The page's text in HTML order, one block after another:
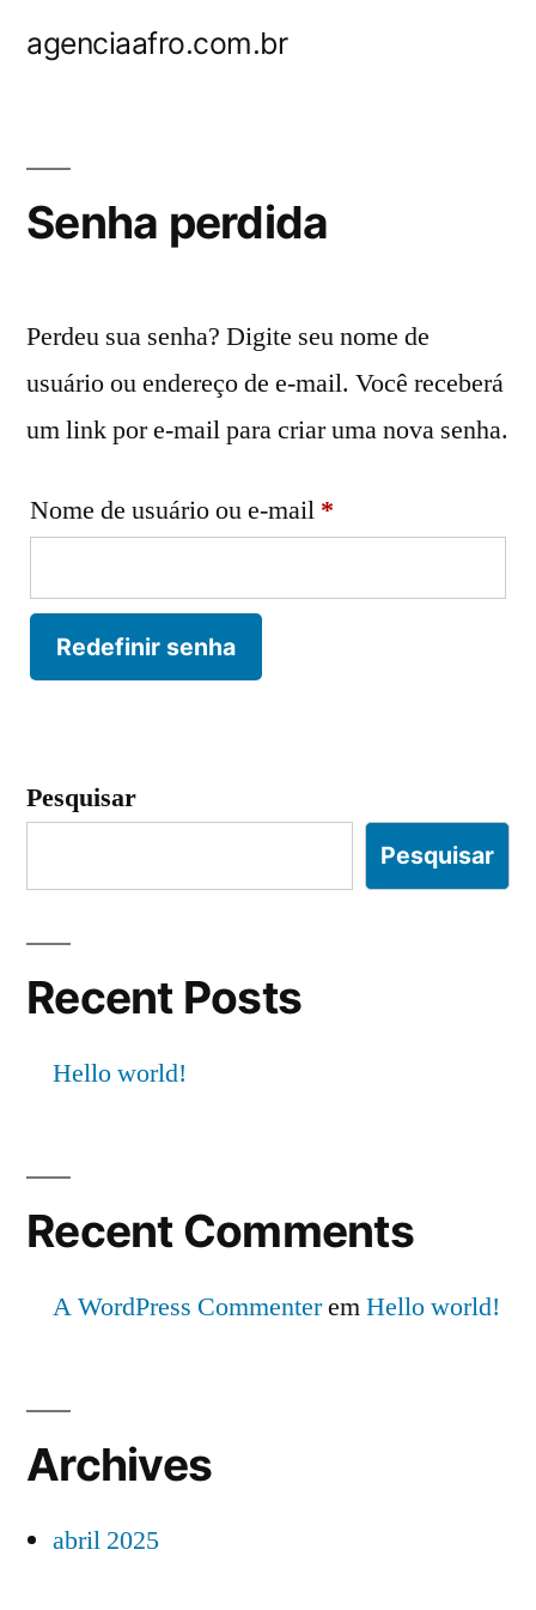
conteúdo
agenciaafro.com.br
Senha perdida
Perdeu sua senha? Digite seu nome de
usuário ou endereço de e-mail. Você receberá
um link por e-mail para criar uma nova senha.
Nome de usuário ou e-mail *
Redefinir senha
Pesquisar
Pesquisar
Recent Posts
Hello world!
Recent Comments
A WordPress CommenteremHello world!
Archives
abril 2025